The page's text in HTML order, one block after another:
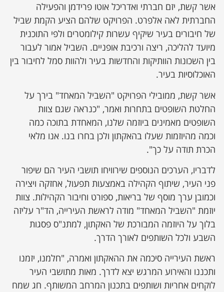
אשר קשת, יזם חברתי ואדריכל אוטו פרידמן והפעילה
החברתית לאה אלפרט. הפרויקט שלהם הציע הקמת שביל
של חיבורים בעיר שיקיף עשרות קילומטרים ולפי התוכנית
מיועד להליכה, ריצה ורכיבת אופניים. השביל אמור לעבור
בין השכונות הוותיקות והחדשות בעיר ולהוות סמל לחיבור בין
האוכלוסיות בעיר.
אשר קשת, ממובילי הפרויקט "השביל המאחד" בירך על
החלטת השופטים בתחרות ואמר, "כנראה שגם צוות
השופטים מאמינים ביוזמה שלנו, המאחדת בתוכה כמה
וכמה מהיוזמות שעלו בהאקתון ולכן בחרו בנו. אנו מלאי
הכרת תודה על כך".
לדבריו, הערכים הנוספים שירוויחו תושבי העיר הם שיפור
פני העיר, שיתוף הקהילה באמצעות תפעול, אחזקה ויצירה
וכמובן ערך מוסף של בריאות, ספורט וחיבור הקהילות. צוות
יוזמת "השביל המאחד" מודה לראשת העירייה, הד"ר עליזה
בלוך על היוזמה המבורכת של האקתון, למתנ"ס פסגות
השבע ולכל השותפים לאורך הדרך.
ראשת העירייה סיכמה את ההאקתון ואמרה, "חלמנו, יזמנו
ותכננו והאירוע המרגש יצא לדרך. מאות מתושבי העיר
לוקחים אחריות ושותפים בתכנון המרחב המשותף. חג שמח